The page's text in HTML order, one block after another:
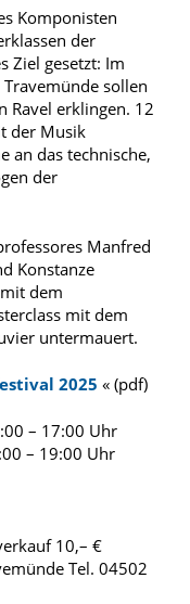
Komponisten
der
Ziel gesetzt: Im
Travemünde sollen
Ravel erklingen. 12
der Musik
an das technische,
der
Manfred
Konstanze
dem
mit dem
untermauert.
2025 « (pdf)
– 17:00 Uhr
– 19:00 Uhr
10,– €
Tel. 04502